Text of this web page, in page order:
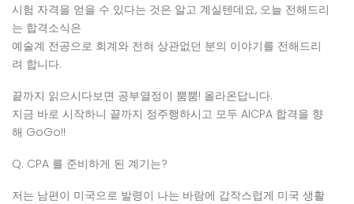
시험 자격을 얻을 수 있다는 것은 알고 계실텐데요, 오늘 전해드리
는 합격소식은
예술계 전공으로 회계와 전혀 상관없던 분의 이야기를 전해드리
려 합니다.
끝까지 읽으시다보면 공부열정이 뿜뿜! 올라온답니다.
지금 바로 시작하니 끝까지 정주행하시고 모두 AICPA 합격을 향
해 GoGo!!
Q. CPA 를 준비하게 된 계기는?
저는 남편이 미국으로 발령이 나는 바람에 갑작스럽게 미국 생활